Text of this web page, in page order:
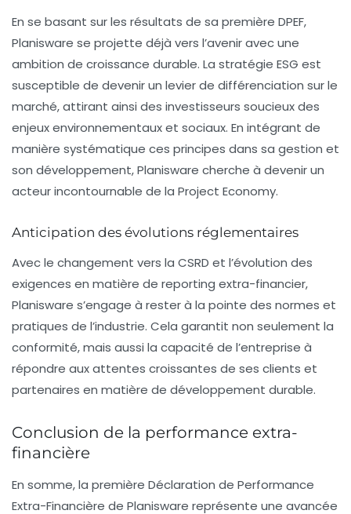
En se basant sur les résultats de sa première DPEF,
Planisware se projette déjà vers l’avenir avec une
ambition de croissance durable. La stratégie ESG est
susceptible de devenir un levier de différenciation sur le
marché, attirant ainsi des investisseurs soucieux des
enjeux environnementaux et sociaux. En intégrant de
manière systématique ces principes dans sa gestion et
son développement, Planisware cherche à devenir un
acteur incontournable de la Project Economy.
Anticipation des évolutions réglementaires
Avec le changement vers la CSRD et l’évolution des
exigences en matière de reporting extra-financier,
Planisware s’engage à rester à la pointe des normes et
pratiques de l’industrie. Cela garantit non seulement la
conformité, mais aussi la capacité de l’entreprise à
répondre aux attentes croissantes de ses clients et
partenaires en matière de développement durable.
Conclusion de la performance extra-
financière
En somme, la première Déclaration de Performance
Extra-Financière de Planisware représente une avancée